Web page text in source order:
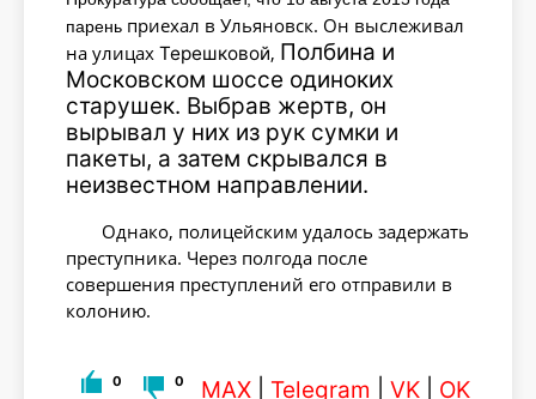
парень приехал в Ульяновск. Он выслеживал
на улицах Терешковой, Полбина и
Московском шоссе одиноких
старушек. Выбрав жертв, он
вырывал у них из рук сумки и
пакеты, а затем скрывался в
неизвестном направлении.
Однако, полицейским удалось задержать
преступника. Через полгода после
совершения преступлений его отправили в
колонию.
0 0 MAX Telegram VK OK